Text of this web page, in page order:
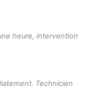
heure, intervention
Technicien